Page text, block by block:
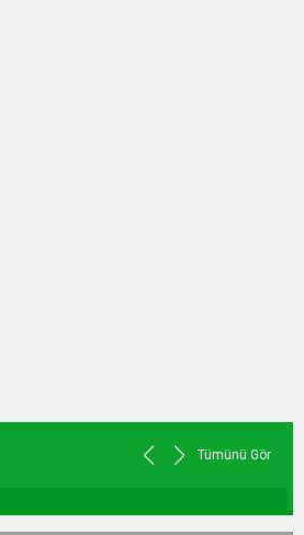
Tümünü Gör